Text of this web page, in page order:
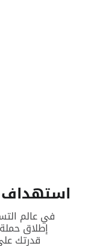
استهداف
في عالم
إطلاق
قدرتك